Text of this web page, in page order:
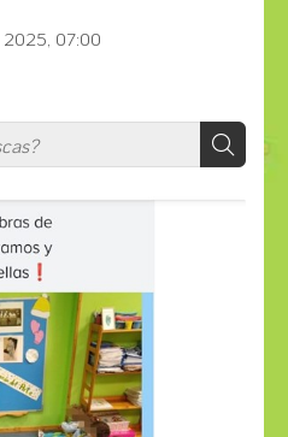
2025, 07:00